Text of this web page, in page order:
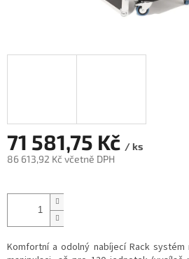
71 581,75 Kč / ks
86 613,92 Kč včetně DPH
cena:
Komfortní a odolný nabíjecí Rack